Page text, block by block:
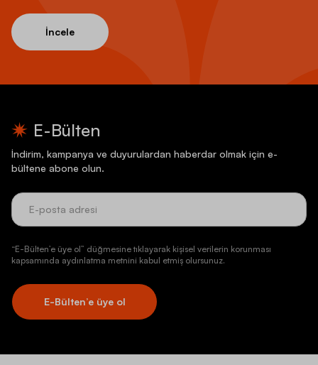
İncele
E-Bülten
İndirim, kampanya ve duyurulardan haberdar olmak için e-
bültene abone olun.
“E-Bülten’e üye ol” düğmesine tıklayarak kişisel verilerin korunması
kapsamında aydınlatma metnini kabul etmiş olursunuz.
E-Bülten’e üye ol